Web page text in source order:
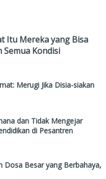
Itu Mereka yang Bisa
Semua Kondisi
Merugi Jika Disia-siakan
dan Tidak Mengejar
di Pesantren
Dosa Besar yang Berbahaya,